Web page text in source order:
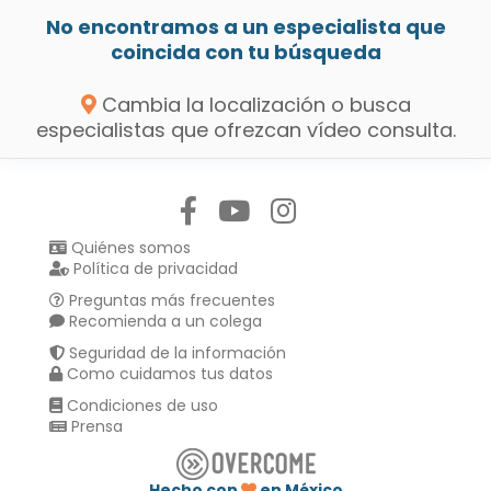
No encontramos a un especialista que
coincida con tu búsqueda
Cambia la localización o busca
especialistas que ofrezcan vídeo consulta.
Quiénes somos
Política de privacidad
Preguntas más frecuentes
Recomienda a un colega
Seguridad de la información
Como cuidamos tus datos
Condiciones de uso
Prensa